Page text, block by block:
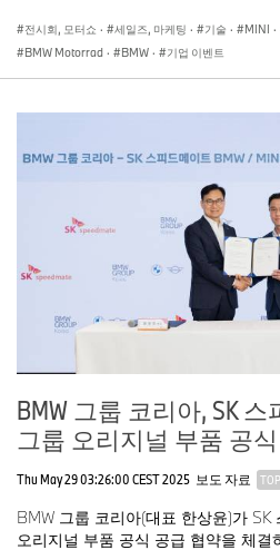
전시회, 모터쇼 · 세일즈, 마케팅 · 기술 · MINI ·
BMW Motorrad · BMW · 기업 이벤트
BMW 그룹 코리아, SK
그룹 오리지널 부품 공
Thu May 29 03:26:00 CEST 2025 보도 자료 TOP
BMW 그룹 코리아(대표 한상윤)가
오리지널 부품 공식 공급 협약을 체